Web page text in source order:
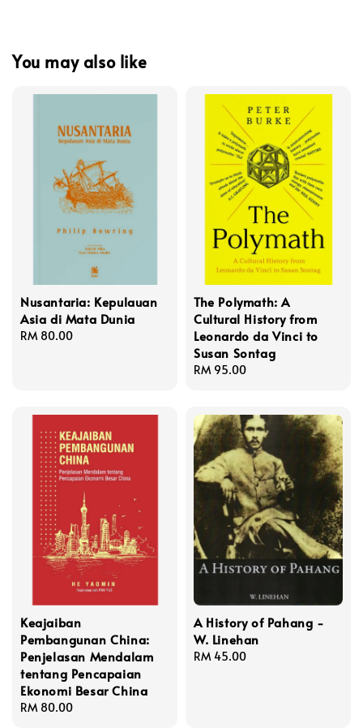
You may also like
Nusantaria: Kepulauan
Asia di Mata Dunia
Regular
RM 80.00
The Polymath: A
Cultural History from
Leonardo da Vinci to
Susan Sontag
Regular
RM 95.00
Keajaiban
Pembangunan China:
Penjelasan Mendalam
tentang Pencapaian
Ekonomi Besar China
Regular
RM 80.00
A History of Pahang -
W. Linehan
Regular
RM 45.00